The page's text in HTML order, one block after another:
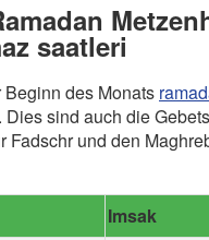
saatleri
des Monats
Dies sind auch die
Fadschr und den
Imsak